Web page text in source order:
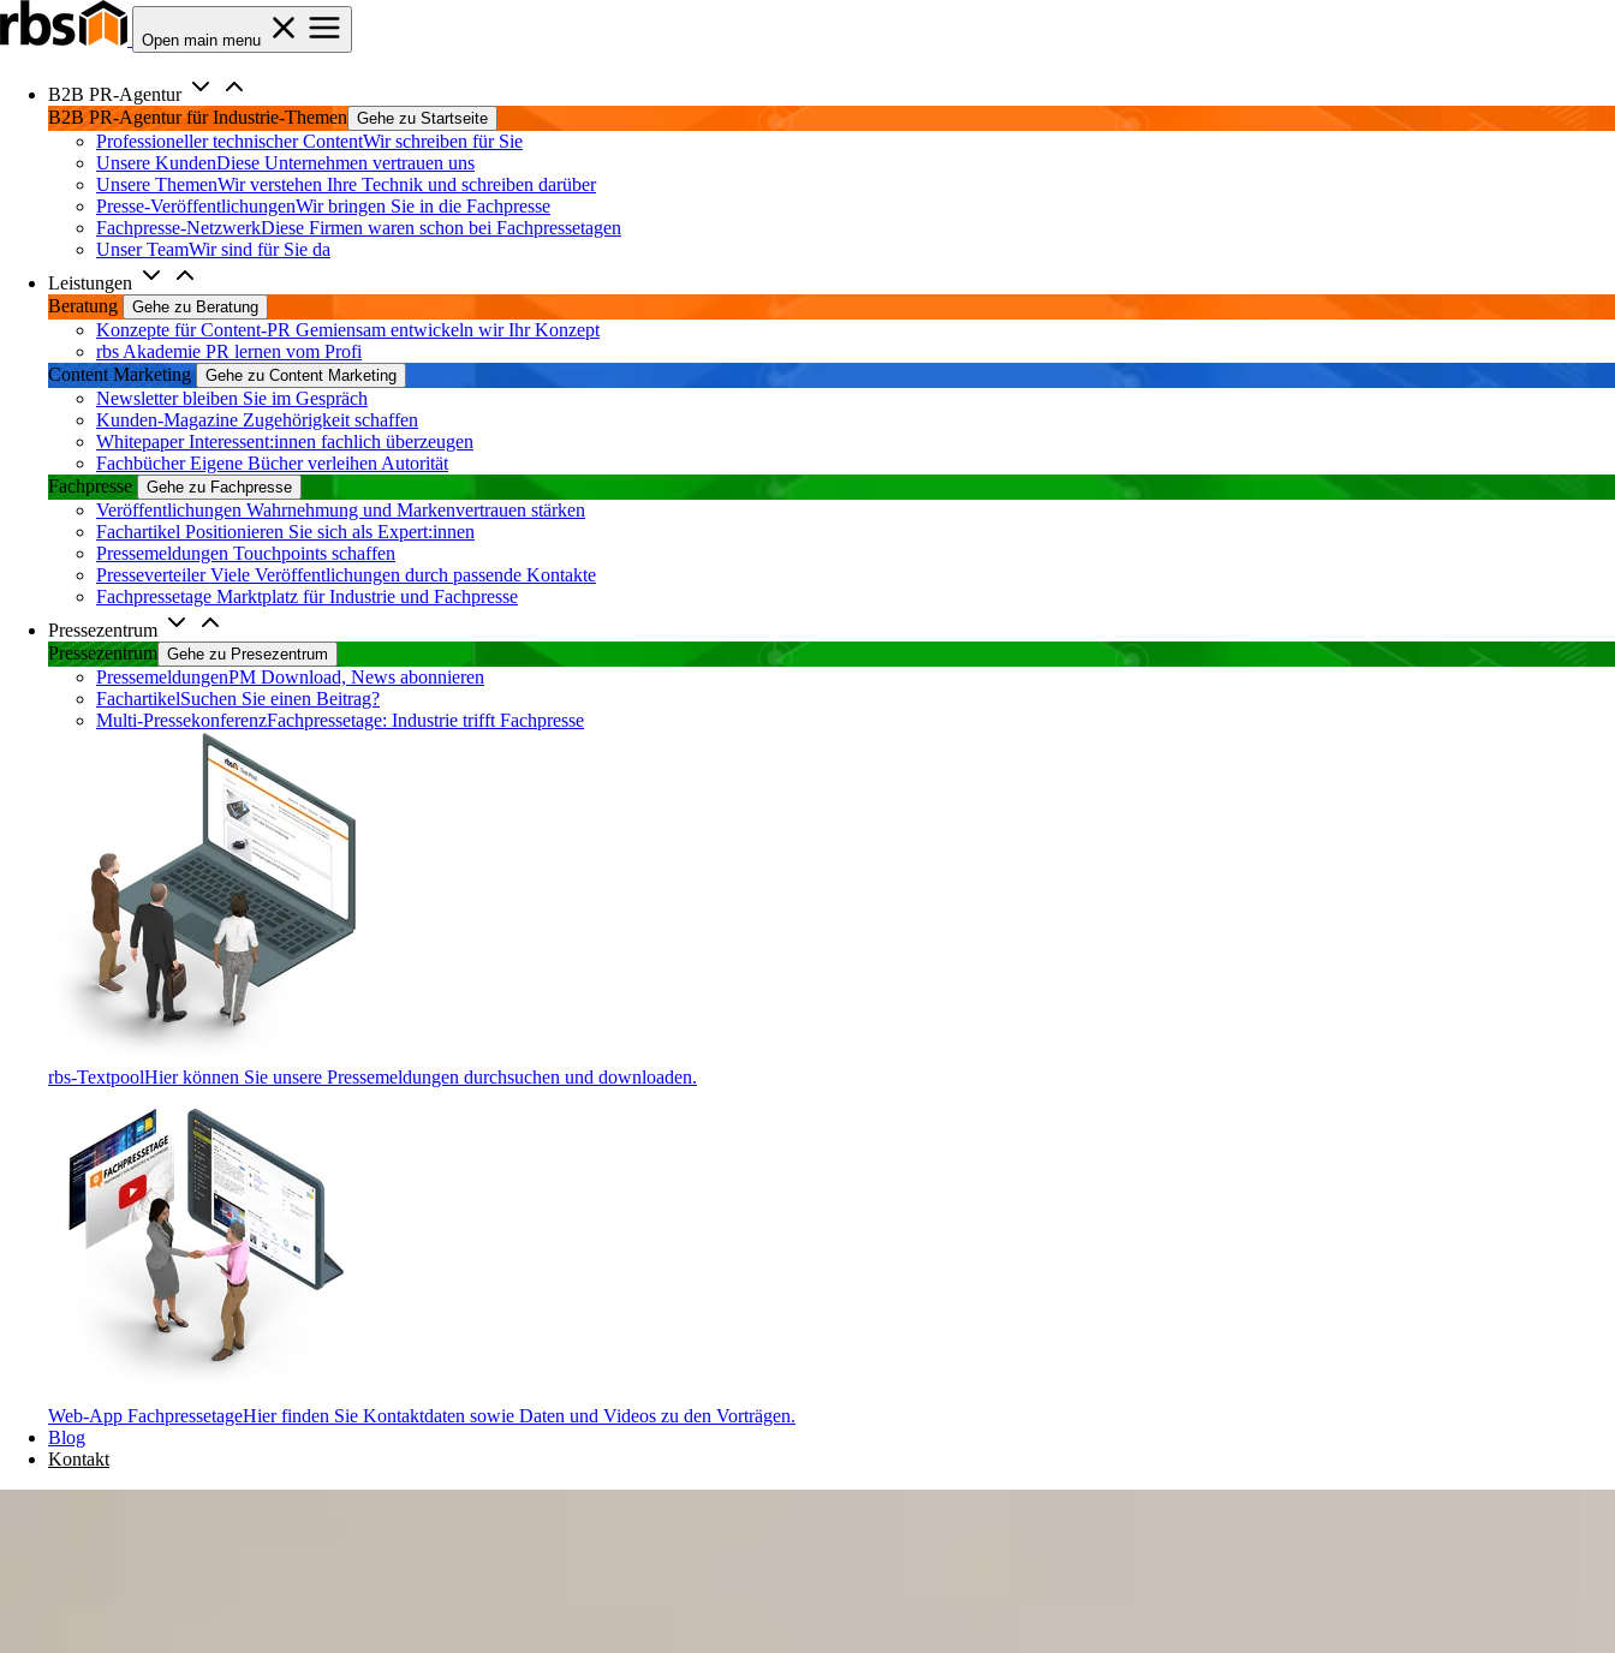
Open main menu
B2B PR-Agentur
B2B PR-Agentur für Industrie-Themen Gehe zu Startseite
Professioneller technischer ContentWir schreiben für Sie
Unsere KundenDiese Unternehmen vertrauen uns
Unsere ThemenWir verstehen Ihre Technik und schreiben darüber
Presse-VeröffentlichungenWir bringen Sie in die Fachpresse
Fachpresse-NetzwerkDiese Firmen waren schon bei Fachpressetagen
Unser TeamWir sind für Sie da
Leistungen
Beratung
Gehe zu Beratung
Konzepte für Content-PR Gemiensam entwickeln wir Ihr Konzept
rbs Akademie PR lernen vom Profi
Content Marketing
Gehe zu Content Marketing
Newsletter bleiben Sie im Gespräch
Kunden-Magazine Zugehörigkeit schaffen
Whitepaper Interessent:innen fachlich überzeugen
Fachbücher Eigene Bücher verleihen Autorität
Fachpresse
Gehe zu Fachpresse
Veröffentlichungen Wahrnehmung und Markenvertrauen stärken
Fachartikel Positionieren Sie sich als Expert:innen
Pressemeldungen Touchpoints schaffen
Presseverteiler Viele Veröffentlichungen durch passende Kontakte
Fachpressetage Marktplatz für Industrie und Fachpresse
Pressezentrum
Pressezentrum Gehe zu Presezentrum
PressemeldungenPM Download, News abonnieren
FachartikelSuchen Sie einen Beitrag?
Multi-PressekonferenzFachpressetage: Industrie trifft Fachpresse
rbs-TextpoolHier können Sie unsere Pressemeldungen durchsuchen und downloaden.
Web-App FachpressetageHier finden Sie Kontaktdaten sowie Daten und Videos zu den Vorträgen.
Blog
Kontakt